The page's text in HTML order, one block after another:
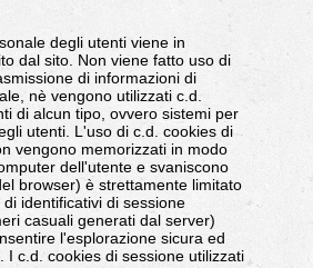
degli utenti viene in
dal sito. Non viene fatto uso di
di informazioni di
nè vengono utilizzati c.d.
di alcun tipo, ovvero sistemi per
utenti. L'uso di c.d. cookies di
vengono memorizzati in modo
dell'utente e svaniscono
browser) è strettamente limitato
identificativi di sessione
casuali generati dal server)
l'esplorazione sicura ed
I c.d. cookies di sessione utilizzati